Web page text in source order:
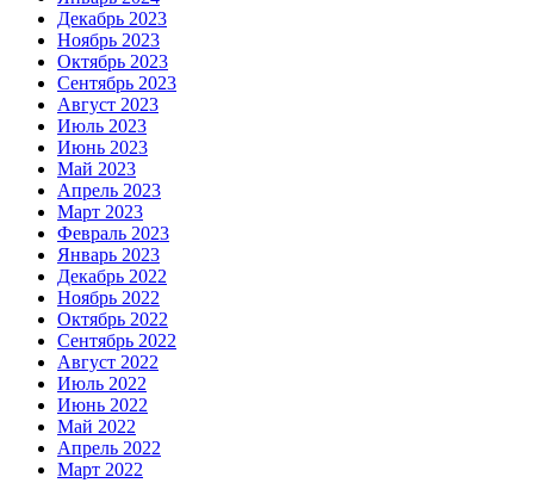
Декабрь 2023
Ноябрь 2023
Октябрь 2023
Сентябрь 2023
Август 2023
Июль 2023
Июнь 2023
Май 2023
Апрель 2023
Март 2023
Февраль 2023
Январь 2023
Декабрь 2022
Ноябрь 2022
Октябрь 2022
Сентябрь 2022
Август 2022
Июль 2022
Июнь 2022
Май 2022
Апрель 2022
Март 2022